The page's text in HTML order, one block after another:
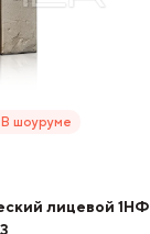
В шоуруме
лицевой 1НФ